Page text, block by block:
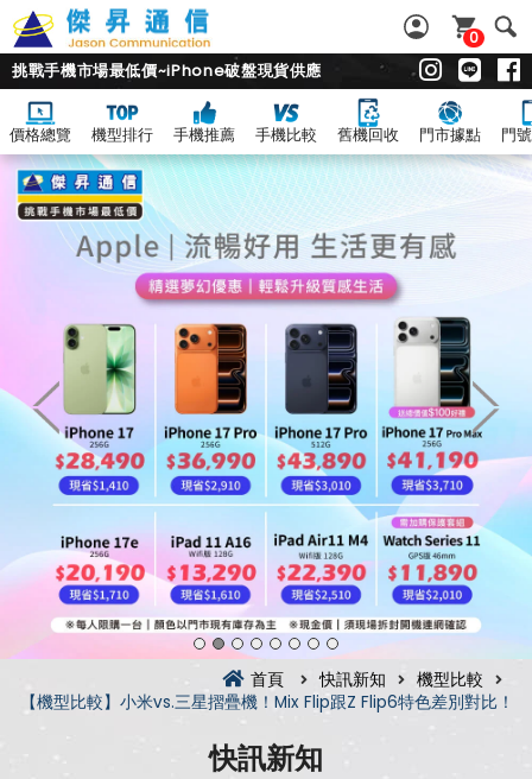
0
挑戰手機市場最低價~iPhone破盤現貨供應
價格總覽 機型排行 手機推薦 手機比較 舊機回收 門市據點 門
首頁 快訊新知
機型比較
【機型比較】小米vs.三星摺疊機！Mix Flip跟Z Flip6特色差別對比！
快訊新知